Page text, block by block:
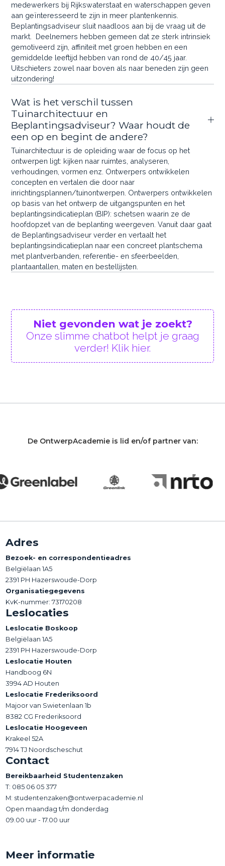
medewerkers bij Rijkswaterstaat en waterschappen geven
aan geïnteresseerd te zijn in meer plantenkennis.
Beplantingsadviseur sluit naadloos aan bij de vraag uit de
markt. Deelnemers hebben gemeen dat ze sterk intrinsiek
gemotiveerd zijn, affiniteit met groen hebben en een
gemiddelde leeftijd hebben van rond de 40/45 jaar.
Uitschieters zowel naar boven als naar beneden zijn geen
uitzondering!
Wat is het verschil tussen
Tuinarchitectuur en
Beplantingsadviseur? Waar houdt de
een op en begint de andere?
Tuinarchitectuur is de opleiding waar de focus op het
ontwerpen ligt: kijken naar ruimtes, analyseren,
verhoudingen, vormen enz. Ontwerpers ontwikkelen
concepten en vertalen die door naar
inrichtingsplannen/tuinontwerpen. Ontwerpers ontwikkelen
op basis van het ontwerp de uitgangspunten en het
beplantingsindicatieplan (BIP): schetsen waarin ze de
hoofdopzet van de beplanting weergeven. Vanuit daar gaat
de Beplantingsadviseur verder en vertaalt het
beplantingsindicatieplan naar een concreet plantschema
met plantverbanden, referentie- en sfeerbeelden,
plantaantallen, maten en bestellijsten.
Niet gevonden wat je zoekt?
Onze slimme chatbot helpt je graag
verder! Klik hier.
De OntwerpAcademie is lid en/of partner van:
Adres
Bezoek- en correspondentieadres
Belgiëlaan 1A5
2391 PH Hazerswoude-Dorp
Organisatiegegevens
KvK-nummer: 73170208
Leslocaties
Leslocatie Boskoop
Belgiëlaan 1A5
2391 PH Hazerswoude-Dorp
Leslocatie Houten
Handboog 6N
3994 AD Houten
Leslocatie Frederiksoord
Majoor van Swietenlaan 1b
8382 CG Frederiksoord
Leslocatie Hoogeveen
Krakeel 52A
7914 TJ Noordscheschut
Contact
Bereikbaarheid Studentenzaken
T: 085 06 05 377
M: studentenzaken@ontwerpacademie.nl
Open maandag t/m donderdag
09.00 uur - 17.00 uur
Meer informatie